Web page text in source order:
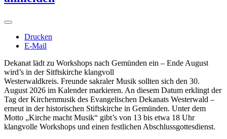
Drucken
E-Mail
Dekanat lädt zu Workshops nach Gemünden ein – Ende August
wird’s in der Sitftskirche klangvoll
Westerwaldkreis. Freunde sakraler Musik sollten sich den 30.
August 2026 im Kalender markieren. An diesem Datum erklingt der
Tag der Kirchenmusik des Evangelischen Dekanats Westerwald –
erneut in der historischen Stiftskirche in Gemünden. Unter dem
Motto „Kirche macht Musik“ gibt’s von 13 bis etwa 18 Uhr
klangvolle Workshops und einen festlichen Abschlussgottesdienst.